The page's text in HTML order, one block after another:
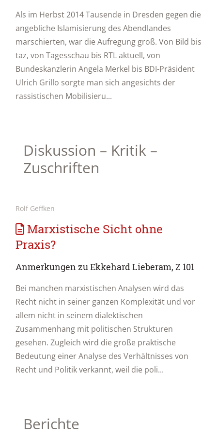
Als im Herbst 2014 Tausende in Dresden gegen die
angebliche Islamisierung des Abendlandes
marschierten, war die Aufregung groß. Von Bild bis
taz, von Tagesschau bis RTL aktuell, von
Bundeskanzlerin Angela Merkel bis BDI-Präsident
Ulrich Grillo sorgte man sich angesichts der
rassistischen Mobilisieru...
Diskussion – Kritik –
Zuschriften
Rolf Geffken
Marxistische Sicht ohne
Praxis?
Anmerkungen zu Ekkehard Lieberam, Z 101
Bei manchen marxistischen Analysen wird das
Recht nicht in seiner ganzen Komplexität und vor
allem nicht in seinem dialektischen
Zusammenhang mit politischen Strukturen
gesehen. Zugleich wird die große praktische
Bedeutung einer Analyse des Verhältnisses von
Recht und Politik verkannt, weil die poli...
Berichte